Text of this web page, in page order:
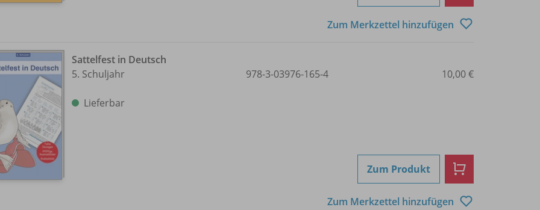
Zum Merkzettel hinzufügen
Sattelfest in Deutsch
5. Schuljahr
Lieferbar
978-3-03976-165-4 10,00 €
Zum Produkt
Zum Merkzettel hinzufügen